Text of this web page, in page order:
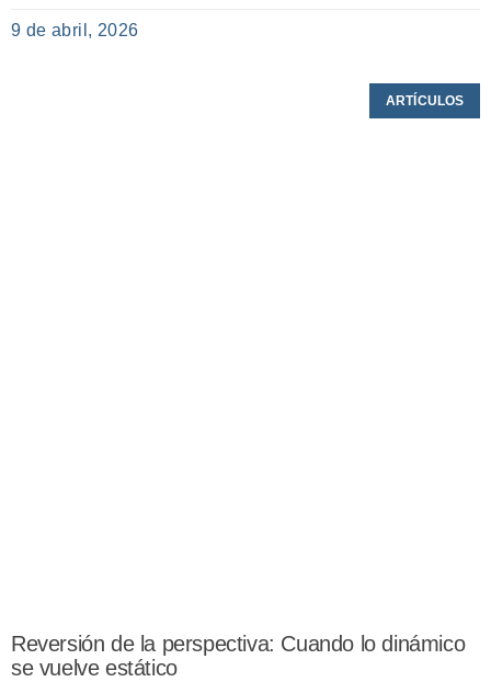
9 de abril, 2026
ARTÍCULOS
Reversión de la perspectiva: Cuando lo dinámico
se vuelve estático